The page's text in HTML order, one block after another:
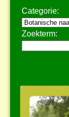
Categorie:
Zoekterm: